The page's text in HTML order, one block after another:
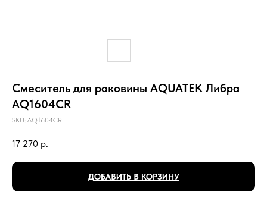
Смеситель для раковины AQUATEK Либра
AQ1604CR
SKU: AQ1604CR
17 270 р.
ДОБАВИТЬ В КОРЗИНУ